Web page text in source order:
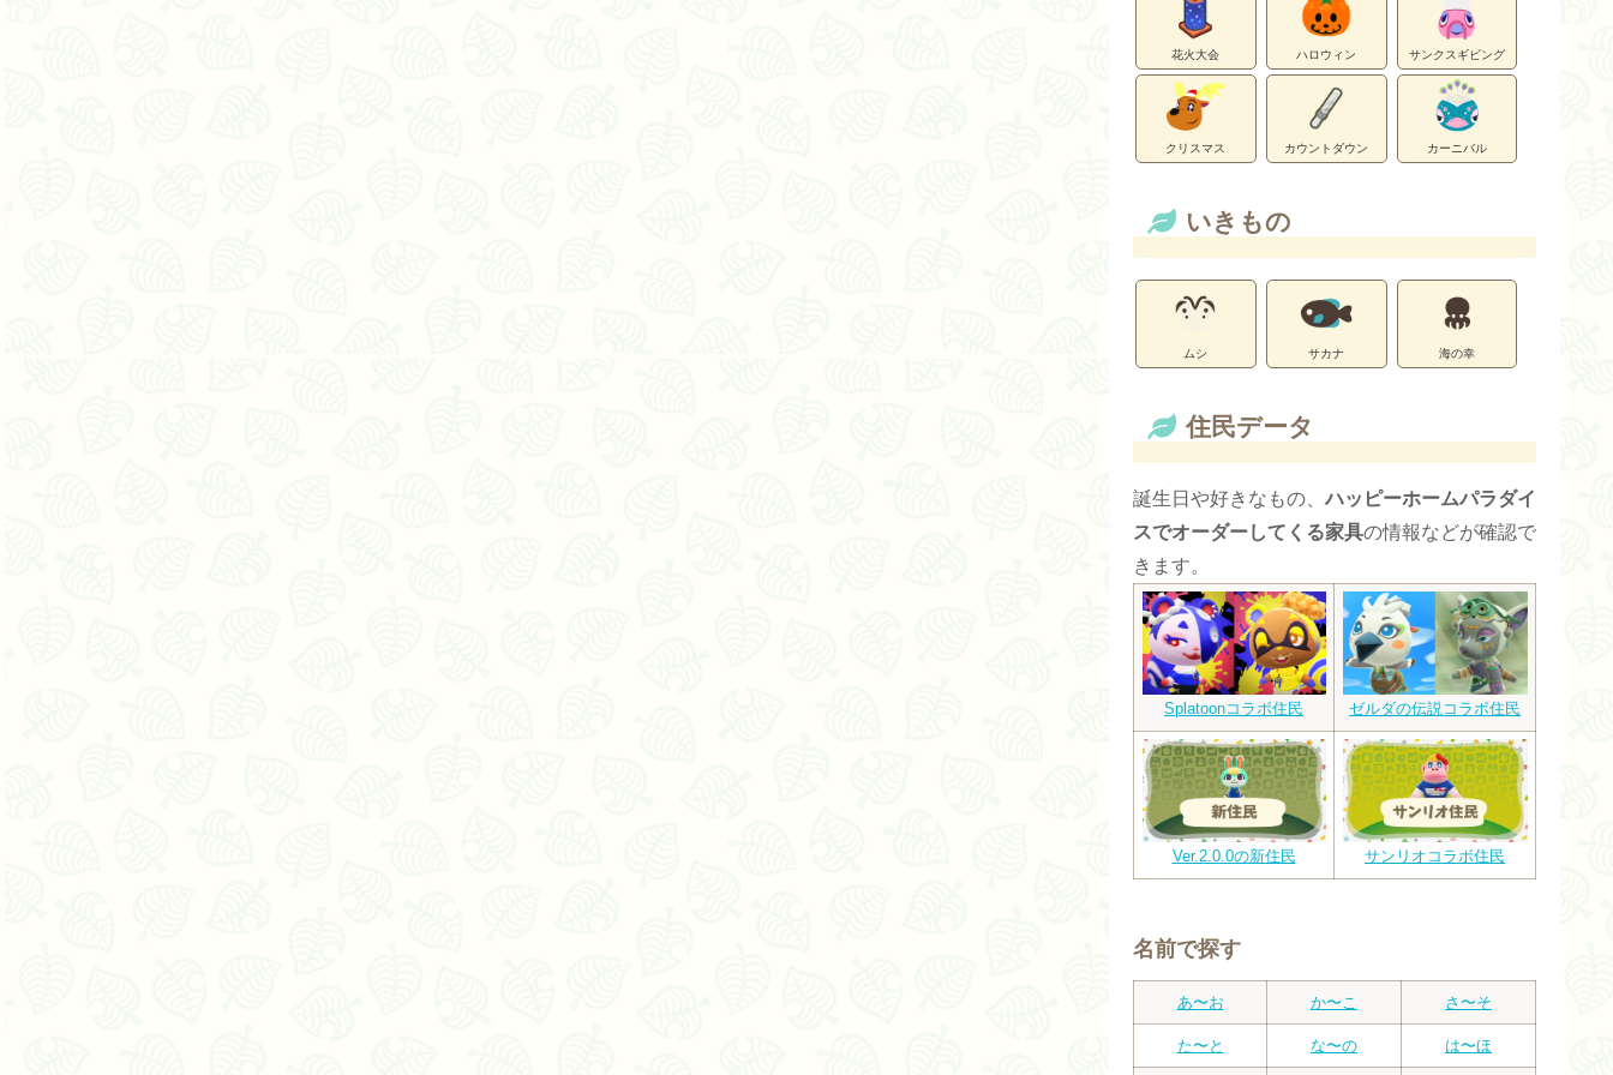
花火大会 ハロウィン サンクスギビング
クリスマス カウントダウン カーニバル
いきもの
ムシ サカナ 海の幸
住民データ
誕生日や好きなもの、ハッピーホームパラダイ
スでオーダーしてくる家具の情報などが確認で
きます。
Splatoonコラボ住民 ゼルダの伝説コラボ住民
Ver.2.0.0の新住民 サンリオコラボ住民
名前で探す
あ〜お か〜こ さ〜そ
た〜と な〜の は〜ほ